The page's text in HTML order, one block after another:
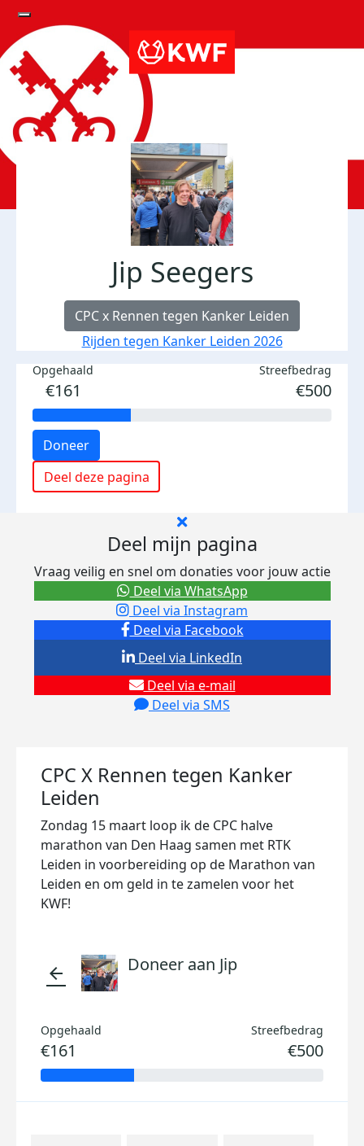
Jip Seegers
CPC x Rennen tegen Kanker Leiden
Rijden tegen Kanker Leiden 2026
Opgehaald
€161
Streefbedrag
€500
Doneer
Deel deze pagina
Deel mijn pagina
Vraag veilig en snel om donaties voor jouw actie
Deel via Facebook
Deel via Instagram
Deel via e-mail
Deel via SMS
Deel via LinkedIn
Deel via WhatsApp
CPC X Rennen tegen Kanker
Leiden
Zondag 15 maart loop ik de CPC halve
marathon van Den Haag samen met RTK
Leiden in voorbereiding op de Marathon van
Leiden en om geld in te zamelen voor het
KWF!
arrow_back Doneer aan Jip
Opgehaald
€161
Streefbedrag
€500